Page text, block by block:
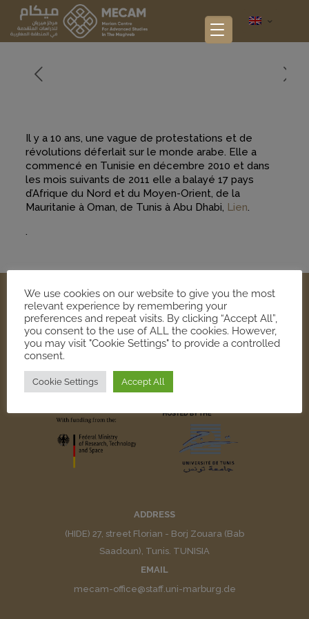
Il y a 10 ans, une vague de protestations et de
révolutions déferlait sur le monde arabe. Elle a
commencé en Tunisie en décembre 2010 et dans
les mois suivants de 2011 elle a balayé 17 pays
d’Afrique du Nord et du Moyen-Orient, de la
Mauritanie à Oman, de Tunis à Abu Dhabi, Lien.
.
ADDRESS
(HIDE) 27, street Florian - Borj Zouara (Bab
Saadoun), Tunis. TUNISIA
EMAIL
mecam-office@staff.uni-marburg.de
We use cookies on our website to give you the most
relevant experience by remembering your
preferences and repeat visits. By clicking “Accept All”,
you consent to the use of ALL the cookies. However,
you may visit "Cookie Settings" to provide a controlled
consent.
Cookie Settings Accept All